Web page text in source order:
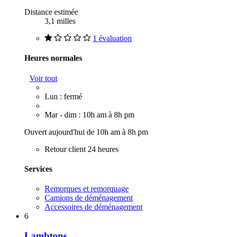
Distance estimée
3,1 milles
1 évaluation
Heures normales
Voir tout
Lun : fermé
Mar - dim : 10h am à 8h pm
Ouvert aujourd'hui de 10h am à 8h pm
Retour client 24 heures
Services
Remorques et remorquage
Camions de déménagement
Accessoires de déménagement
6